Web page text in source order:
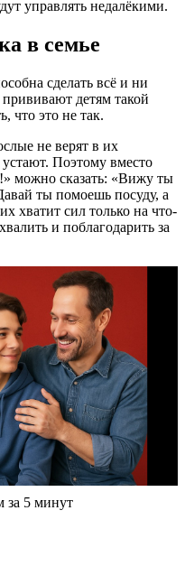
управлять недалёкими.
в семье
сделать всё и ни
детям такой
что это не так.
не верят в их
устают. Поэтому вместо
можно сказать: «Вижу ты
ты помоешь посуду, а
хватит сил только на что-
и поблагодарить за
за 5 минут